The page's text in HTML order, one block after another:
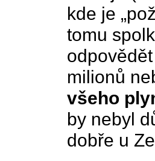
kde je
tomu
milionů
všeho
by nebyl
dobře u